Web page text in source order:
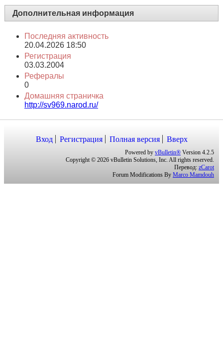
Найти темы
Дополнительная информация
Последняя активность
20.04.2026
Регистрация
03.03.2004
Рефералы
0
Регистрация Полная версия Вверх
Powered byvBulletin®Version 4.2.5